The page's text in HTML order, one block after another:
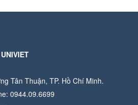
Tân Thuận, TP. Hồ Chí Minh.
0944.09.6699